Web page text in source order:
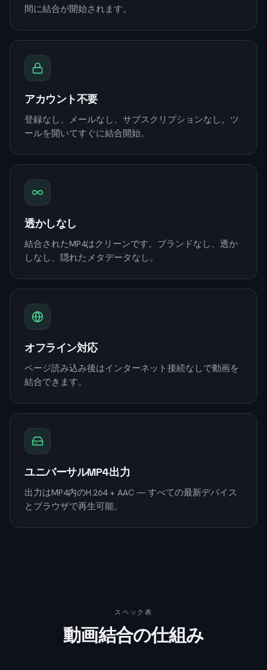
間に結合が開始されます。
アカウント不要
登録なし、メールなし、サブスクリプションなし。ツ
ールを開いてすぐに結合開始。
透かしなし
結合されたMP4はクリーンです。ブランドなし、透か
しなし、隠れたメタデータなし。
オフライン対応
ページ読み込み後はインターネット接続なしで動画を
結合できます。
ユニバーサルMP4出力
出力はMP4内のH.264 + AAC — すべての最新デバイス
とブラウザで再生可能。
スペック表
動画結合の仕組み